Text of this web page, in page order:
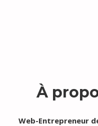
À
Web-Entrepreneur